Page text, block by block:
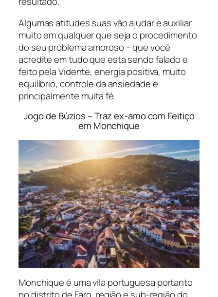
Algumas atitudes suas vão ajudar e auxiliar
muito em qualquer que seja o procedimento
do seu problema amoroso – que você
acredite em tudo que esta sendo falado e
feito pela Vidente, energia positiva, muito
equilíbrio, controle da ansiedade e
principalmente muita fé.
Jogo de Búzios – Traz ex-amo com Feitiço
em Monchique
Monchique é uma vila portuguesa portanto